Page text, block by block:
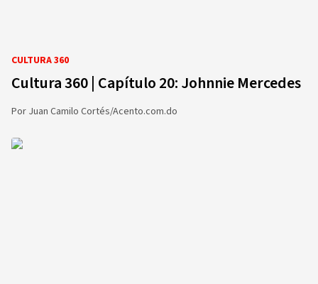
CULTURA 360
Cultura 360 | Capítulo 20: Johnnie Mercedes
Por Juan Camilo Cortés/Acento.com.do